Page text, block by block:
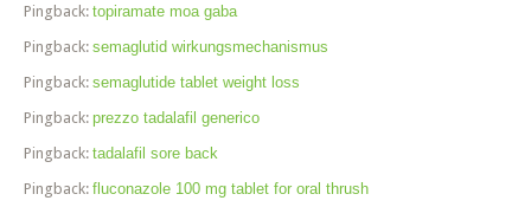
Pingback: topiramate moa gaba
Pingback: semaglutid wirkungsmechanismus
Pingback: semaglutide tablet weight loss
Pingback: prezzo tadalafil generico
Pingback: tadalafil sore back
Pingback: fluconazole 100 mg tablet for oral thrush